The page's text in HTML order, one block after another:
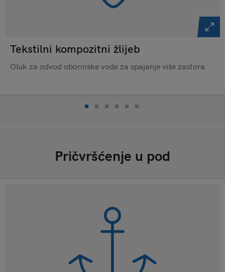
Tekstilni kompozitni žlijeb
Oluk za odvod oborinske vode za spajanje više zastora
Pričvršćenje u pod